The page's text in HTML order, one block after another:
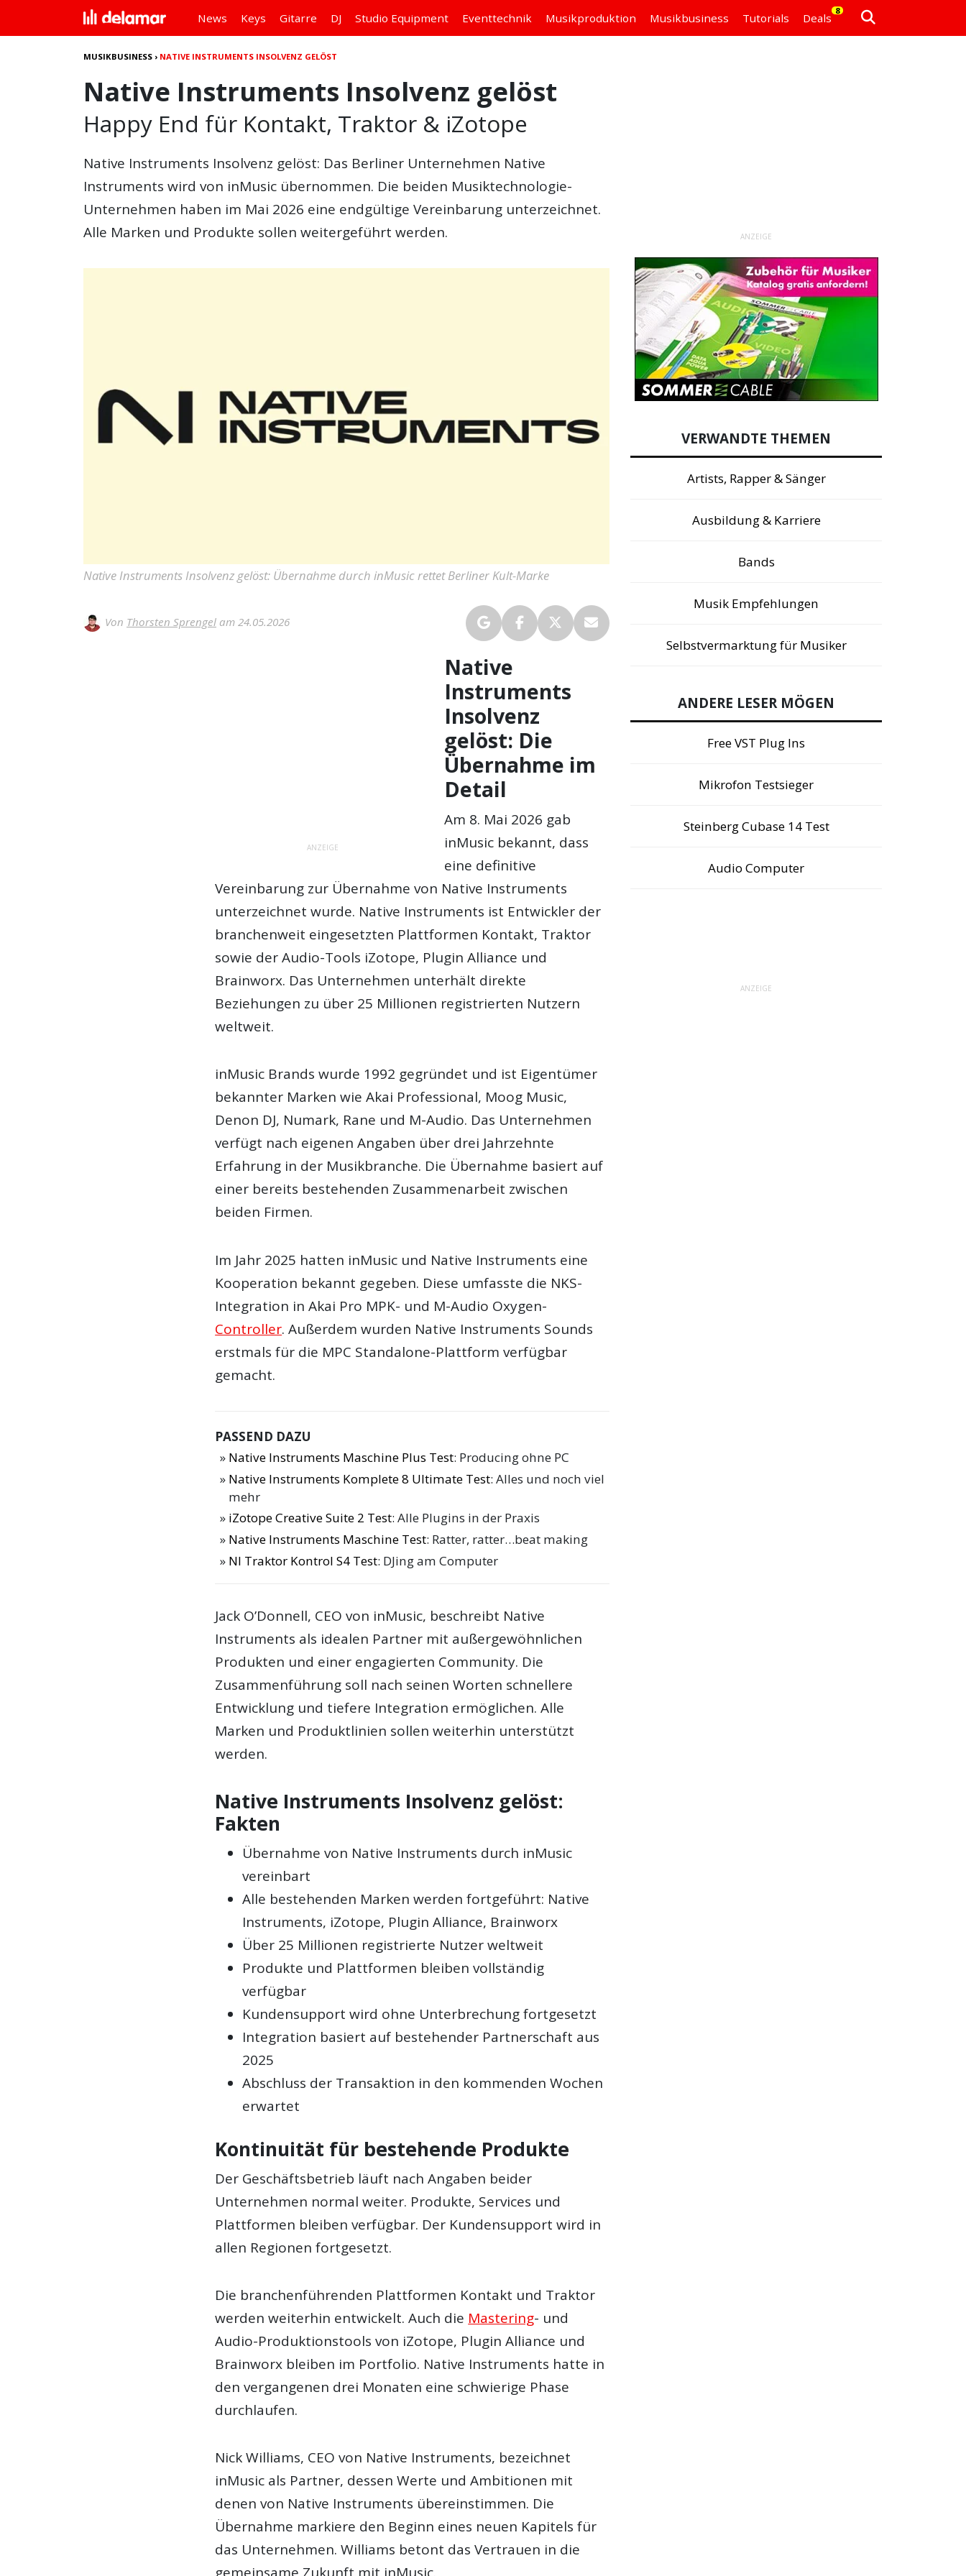
News Keys Gitarre DJ Studio Equipment Eventtechnik Musikproduktion Musikbusiness Tutorials Deals
8
MUSIKBUSINESS › NATIVE INSTRUMENTS INSOLVENZ GELÖST
Native Instruments Insolvenz gelöst
Happy End für Kontakt, Traktor & iZotope
Native Instruments Insolvenz gelöst: Das Berliner Unternehmen Native
Instruments wird von inMusic übernommen. Die beiden Musiktechnologie-
Unternehmen haben im Mai 2026 eine endgültige Vereinbarung unterzeichnet.
Alle Marken und Produkte sollen weitergeführt werden.
Native Instruments Insolvenz gelöst: Übernahme durch inMusic rettet Berliner Kult-Marke
Von Thorsten Sprengel am 24.05.2026
ANZEIGE
Native
Instruments
Insolvenz
gelöst: Die
Übernahme im
Detail
Am 8. Mai 2026 gab
inMusic bekannt, dass
eine definitive
Vereinbarung zur Übernahme von Native Instruments
unterzeichnet wurde. Native Instruments ist Entwickler der
branchenweit eingesetzten Plattformen Kontakt, Traktor
sowie der Audio-Tools iZotope, Plugin Alliance und
Brainworx. Das Unternehmen unterhält direkte
Beziehungen zu über 25 Millionen registrierten Nutzern
weltweit.
inMusic Brands wurde 1992 gegründet und ist Eigentümer
bekannter Marken wie Akai Professional, Moog Music,
Denon DJ, Numark, Rane und M-Audio. Das Unternehmen
verfügt nach eigenen Angaben über drei Jahrzehnte
Erfahrung in der Musikbranche. Die Übernahme basiert auf
einer bereits bestehenden Zusammenarbeit zwischen
beiden Firmen.
Im Jahr 2025 hatten inMusic und Native Instruments eine
Kooperation bekannt gegeben. Diese umfasste die NKS-
Integration in Akai Pro MPK- und M-Audio Oxygen-
Controller. Außerdem wurden Native Instruments Sounds
erstmals für die MPC Standalone-Plattform verfügbar
gemacht.
PASSEND DAZU
Native Instruments Maschine Plus Test: Producing ohne PC
Native Instruments Komplete 8 Ultimate Test: Alles und noch viel
mehr
iZotope Creative Suite 2 Test: Alle Plugins in der Praxis
Native Instruments Maschine Test: Ratter, ratter…beat making
NI Traktor Kontrol S4 Test: DJing am Computer
Jack O’Donnell, CEO von inMusic, beschreibt Native
Instruments als idealen Partner mit außergewöhnlichen
Produkten und einer engagierten Community. Die
Zusammenführung soll nach seinen Worten schnellere
Entwicklung und tiefere Integration ermöglichen. Alle
Marken und Produktlinien sollen weiterhin unterstützt
werden.
Native Instruments Insolvenz gelöst:
Fakten
Übernahme von Native Instruments durch inMusic
vereinbart
Alle bestehenden Marken werden fortgeführt: Native
Instruments, iZotope, Plugin Alliance, Brainworx
Über 25 Millionen registrierte Nutzer weltweit
Produkte und Plattformen bleiben vollständig
verfügbar
Kundensupport wird ohne Unterbrechung fortgesetzt
Integration basiert auf bestehender Partnerschaft aus
2025
Abschluss der Transaktion in den kommenden Wochen
erwartet
Kontinuität für bestehende Produkte
Der Geschäftsbetrieb läuft nach Angaben beider
Unternehmen normal weiter. Produkte, Services und
Plattformen bleiben verfügbar. Der Kundensupport wird in
allen Regionen fortgesetzt.
Die branchenführenden Plattformen Kontakt und Traktor
werden weiterhin entwickelt. Auch die Mastering- und
Audio-Produktionstools von iZotope, Plugin Alliance und
Brainworx bleiben im Portfolio. Native Instruments hatte in
den vergangenen drei Monaten eine schwierige Phase
durchlaufen.
Nick Williams, CEO von Native Instruments, bezeichnet
inMusic als Partner, dessen Werte und Ambitionen mit
denen von Native Instruments übereinstimmen. Die
Übernahme markiere den Beginn eines neuen Kapitels für
das Unternehmen. Williams betont das Vertrauen in die
ANZEIGE
VERWANDTE THEMEN
Artists, Rapper & Sänger
Ausbildung & Karriere
Bands
Musik Empfehlungen
Selbstvermarktung für Musiker
ANDERE LESER MÖGEN
Free VST Plug Ins
Mikrofon Testsieger
Steinberg Cubase 14 Test
Audio Computer
ANZEIGE